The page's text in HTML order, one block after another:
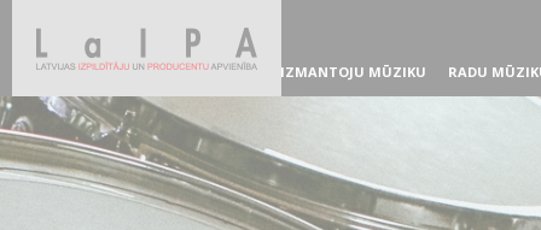
IZMANTOJU MŪZIKU RADU